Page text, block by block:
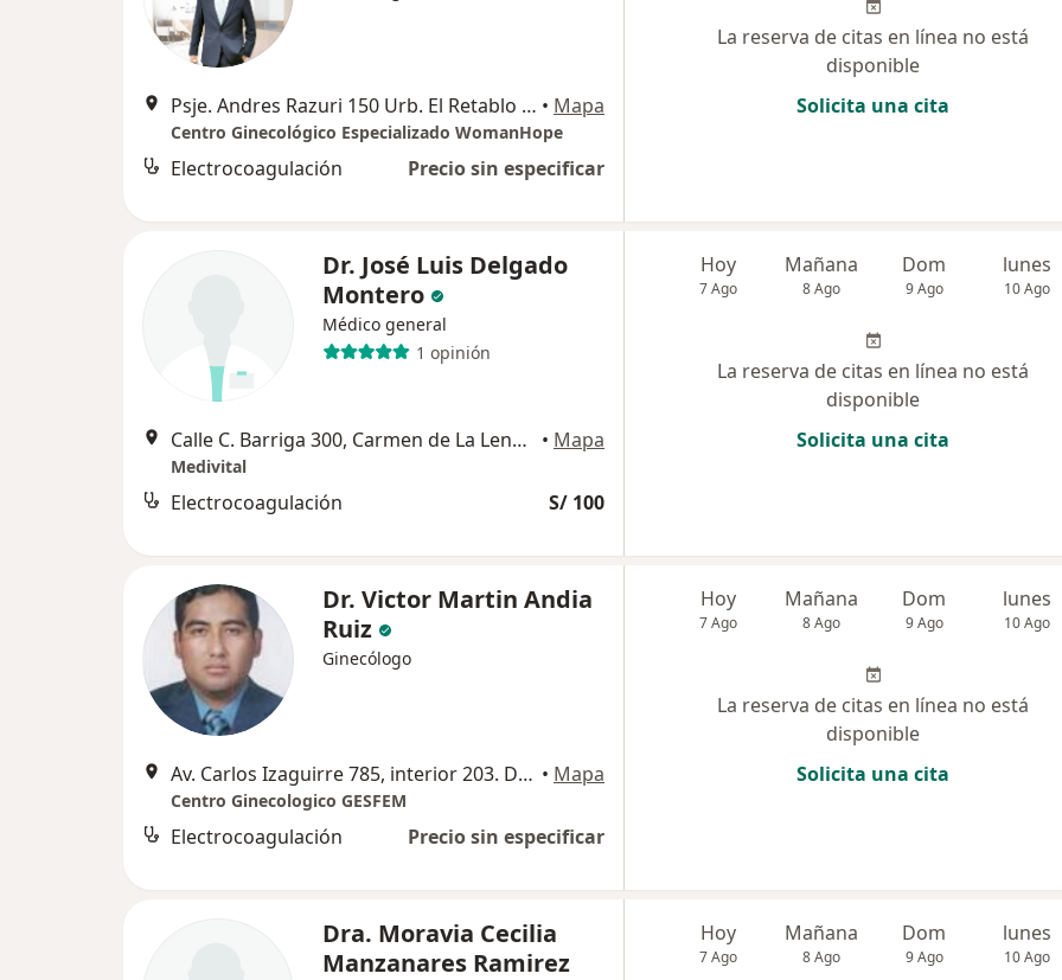
Psje. Andres Razuri 150 Urb. El Retablo 4ta etapa Comas, Lima • Mapa
Centro Ginecológico Especializado WomanHope
Electrocoagulación Precio sin especificar
La reserva de citas en línea no está
disponible
Solicita una cita
Dr. José Luis Delgado
Montero
Médico general
1 opinión
Calle C. Barriga 300, Carmen de La Lengua-Reynoso • Mapa
Medivital
Electrocoagulación S/ 100
Hoy
7 Ago
Mañana
8 Ago
Dom
9 Ago
lunes
10 Ago
La reserva de citas en línea no está
disponible
Solicita una cita
Dr. Victor Martin Andia
Ruiz
Ginecólogo
Av. Carlos Izaguirre 785, interior 203. Distrito Los Olivos , Lima • Mapa
Centro Ginecologico GESFEM
Electrocoagulación Precio sin especificar
Hoy
7 Ago
Mañana
8 Ago
Dom
9 Ago
lunes
10 Ago
La reserva de citas en línea no está
disponible
Solicita una cita
Dra. Moravia Cecilia
Manzanares Ramirez
Hoy
7 Ago
Mañana
8 Ago
Dom
9 Ago
lunes
10 Ago